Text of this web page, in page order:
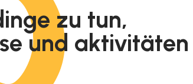
zu tun,
und aktivitäten